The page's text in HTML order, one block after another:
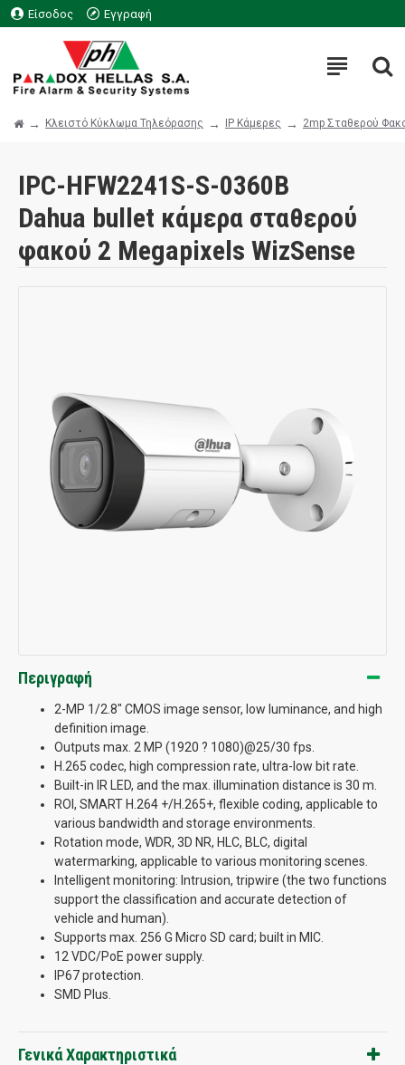
Είσοδος Εγγραφή
Κλειστό Κύκλωμα Τηλεόρασης IP Κάμερες 2mp Σταθερού
IPC-HFW2241S-S-0360B
Dahua bullet κάμερα σταθερού
φακού 2 Megapixels WizSense
Περιγραφή
2-MP 1/2.8" CMOS image sensor, low luminance, and high
definition image.
Outputs max. 2 MP (1920 ? 1080)@25/30 fps.
H.265 codec, high compression rate, ultra-low bit rate.
Built-in IR LED, and the max. illumination distance is 30 m.
ROI, SMART H.264 +/H.265+, flexible coding, applicable to
various bandwidth and storage environments.
Rotation mode, WDR, 3D NR, HLC, BLC, digital
watermarking, applicable to various monitoring scenes.
Intelligent monitoring: Intrusion, tripwire (the two functions
support the classification and accurate detection of
vehicle and human).
Supports max. 256 G Micro SD card; built in MIC.
12 VDC/PoE power supply.
IP67 protection.
SMD Plus.
Γενικά Χαρακτηριστικά